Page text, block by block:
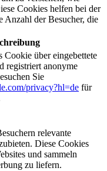
Cookies helfen bei der
Anzahl der Besucher, die
Cookie über eingebettete
registriert anonyme
Sie
privacy?hl=de für
relevante
Diese Cookies
und sammeln
zu liefern.